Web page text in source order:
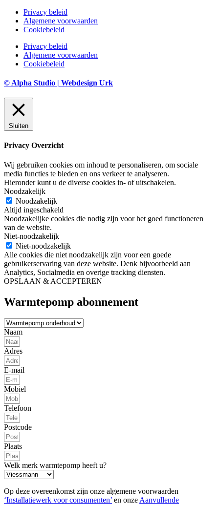
Privacy beleid
Algemene voorwaarden
Cookiebeleid
Privacy beleid
Algemene voorwaarden
Cookiebeleid
© Alpha Studio | Webdesign Urk
Sluiten
Privacy Overzicht
Wij gebruiken cookies om inhoud te personaliseren, om sociale
media functies te bieden en ons verkeer te analyseren.
Hieronder kunt u de diverse cookies in- of uitschakelen.
Noodzakelijk
Noodzakelijk
Altijd ingeschakeld
Noodzakelijke cookies die nodig zijn voor het goed functioneren
van de website.
Niet-noodzakelijk
Niet-noodzakelijk
Alle cookies die niet noodzakelijk zijn voor een goede
gebruikerservaring van deze website. Denk bijvoorbeeld aan
Analytics, Socialmedia en overige tracking diensten.
OPSLAAN & ACCEPTEREN
Warmtepomp abonnement
Naam
Adres
E-mail
Mobiel
Telefoon
Postcode
Plaats
Welk merk warmtepomp heeft u?
Op deze overeenkomst zijn onze algemene voorwaarden
‘Installatiewerk voor consumenten’ en onze Aanvullende